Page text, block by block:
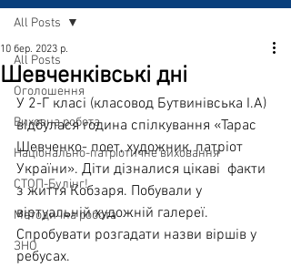
All Posts
Оголошення
Виховна робота
Національно-патріотичне виховання
СТОП-Булінг!
Методична робота
ЗНО
All Posts
Шевченківські дні
10 бер. 2023 р.
У 2-Г класі (класовод Бутвинівська І.А)
відбулася година спілкування «Тарас
Шевченко- поет, художник, патріот
України». Діти дізналися цікаві  факти
з життя Кобзаря. Побували у
віртуальній художній галереї.
Спробувати розгадати назви віршів у
ребусах.